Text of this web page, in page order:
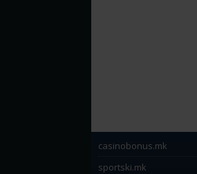
casinobonus.mk
sportski.mk